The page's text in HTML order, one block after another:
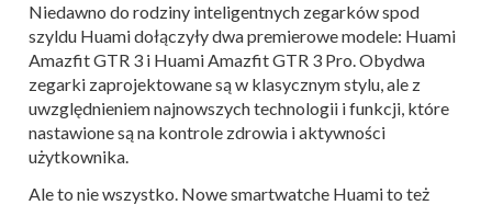
Niedawno do rodziny inteligentnych zegarków spod
szyldu Huami dołączyły dwa premierowe modele: Huami
Amazfit GTR 3 i Huami Amazfit GTR 3 Pro.Obydwa
zegarki zaprojektowane są w klasycznym stylu, ale z
uwzględnieniem najnowszych technologii i funkcji, które
nastawione są na kontrole zdrowia i aktywności
użytkownika.
Ale to nie wszystko. Nowe smartwatche Huami to też